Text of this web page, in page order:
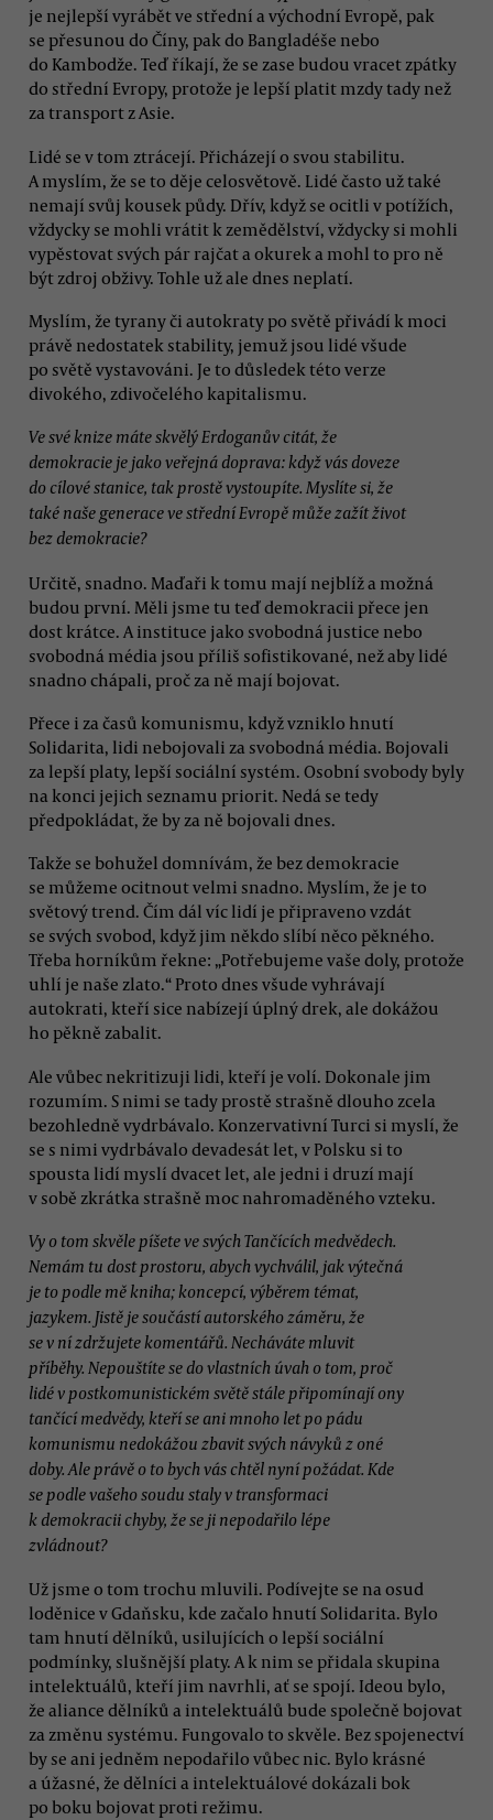
je nejlepší vyrábět ve střední a východní Evropě, pak
se přesunou do Číny, pak do Bangladéše nebo
do Kambodže. Teď říkají, že se zase budou vracet zpátky
do střední Evropy, protože je lepší platit mzdy tady než
za transport z Asie.
Lidé se v tom ztrácejí. Přicházejí o svou stabilitu.
A myslím, že se to děje celosvětově. Lidé často už také
nemají svůj kousek půdy. Dřív, když se ocitli v potížích,
vždycky se mohli vrátit k zemědělství, vždycky si mohli
vypěstovat svých pár rajčat a okurek a mohl to pro ně
být zdroj obživy. Tohle už ale dnes neplatí.
Myslím, že tyrany či autokraty po světě přivádí k moci
právě nedostatek stability, jemuž jsou lidé všude
po světě vystavováni. Je to důsledek této verze
divokého, zdivočelého kapitalismu.
Ve své knize máte skvělý Erdoganův citát, že
demokracie je jako veřejná doprava: když vás doveze
do cílové stanice, tak prostě vystoupíte. Myslíte si, že
také naše generace ve střední Evropě může zažít život
bez demokracie?
Určitě, snadno. Maďaři k tomu mají nejblíž a možná
budou první. Měli jsme tu teď demokracii přece jen
dost krátce. A instituce jako svobodná justice nebo
svobodná média jsou příliš sofistikované, než aby lidé
snadno chápali, proč za ně mají bojovat.
Přece i za časů komunismu, když vzniklo hnutí
Solidarita, lidi nebojovali za svobodná média. Bojovali
za lepší platy, lepší sociální systém. Osobní svobody byly
na konci jejich seznamu priorit. Nedá se tedy
předpokládat, že by za ně bojovali dnes.
Takže se bohužel domnívám, že bez demokracie
se můžeme ocitnout velmi snadno. Myslím, že je to
světový trend. Čím dál víc lidí je připraveno vzdát
se svých svobod, když jim někdo slíbí něco pěkného.
Třeba horníkům řekne: „Potřebujeme vaše doly, protože
uhlí je naše zlato.“ Proto dnes všude vyhrávají
autokrati, kteří sice nabízejí úplný drek, ale dokážou
ho pěkně zabalit.
Ale vůbec nekritizuji lidi, kteří je volí. Dokonale jim
rozumím. S nimi se tady prostě strašně dlouho zcela
bezohledně vydrbávalo. Konzervativní Turci si myslí, že
se s nimi vydrbávalo devadesát let, v Polsku si to
spousta lidí myslí dvacet let, ale jedni i druzí mají
v sobě zkrátka strašně moc nahromaděného vzteku.
Vy o tom skvěle píšete ve svých Tančících medvědech.
Nemám tu dost prostoru, abych vychválil, jak výtečná
je to podle mě kniha; koncepcí, výběrem témat,
jazykem. Jistě je součástí autorského záměru, že
se v ní zdržujete komentářů. Necháváte mluvit
příběhy. Nepouštíte se do vlastních úvah o tom, proč
lidé v postkomunistickém světě stále připomínají ony
tančící medvědy, kteří se ani mnoho let po pádu
komunismu nedokážou zbavit svých návyků z oné
doby. Ale právě o to bych vás chtěl nyní požádat. Kde
se podle vašeho soudu staly v transformaci
k demokracii chyby, že se ji nepodařilo lépe
zvládnout?
Už jsme o tom trochu mluvili. Podívejte se na osud
loděnice v Gdaňsku, kde začalo hnutí Solidarita. Bylo
tam hnutí dělníků, usilujících o lepší sociální
podmínky, slušnější platy. A k nim se přidala skupina
intelektuálů, kteří jim navrhli, ať se spojí. Ideou bylo,
že aliance dělníků a intelektuálů bude společně bojovat
za změnu systému. Fungovalo to skvěle. Bez spojenectví
by se ani jedněm nepodařilo vůbec nic. Bylo krásné
a úžasné, že dělníci a intelektuálové dokázali bok
po boku bojovat proti režimu.